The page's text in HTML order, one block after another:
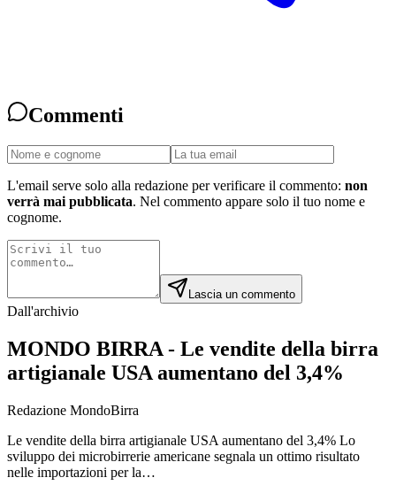
Commenti
L'email serve solo alla redazione per verificare il commento: non
verrà mai pubblicata. Nel commento appare solo il tuo nome e
cognome.
Lascia un commento
Dall'archivio
MONDO BIRRA - Le vendite della birra
artigianale USA aumentano del 3,4%
Redazione MondoBirra
Le vendite della birra artigianale USA aumentano del 3,4% Lo
sviluppo dei microbirrerie americane segnala un ottimo risultato
nelle importazioni per la…